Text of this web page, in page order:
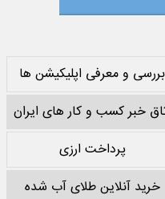
بررسی و معرفی اپلیکیشن ها
خبر کسب و کار های ایران
پرداخت ارزی
خرید آنلاین طلای آب شده